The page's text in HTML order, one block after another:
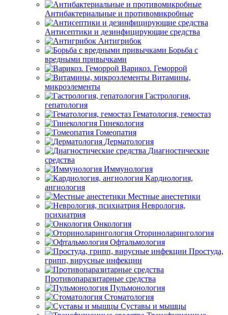
Антибактериальные и противомикробные
Антисептики и дезинфицирующие средства
Антигрибок
Борьба с
вредными привычками
Варикоз. Геморрой
Витамины,
микроэлементы
Гастрология,
гепатология
Гематология, гемостаз
Гинекология
Гомеопатия
Дерматология
Диагностические
средства
Иммунология
Кардиология,
ангиология
Местные анестетики
Неврология,
психиатрия
Онкология
Оториноларингология
Офтальмология
Простуда,
грипп, вирусные инфекции
Противопаразитарные средства
Пульмонология
Стоматология
Суставы и мышцы